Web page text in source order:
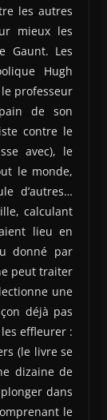
les autres
mieux les
Gaunt. Les
Hugh
professeur
de son
contre le
avec), le
le monde,
d’autres…
calculant
lieu en
donné par
peut traiter
une
déjà pas
effleurer :
(le livre se
dizaine de
dans
le